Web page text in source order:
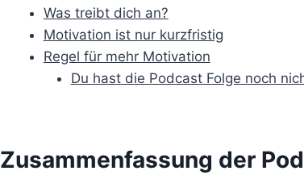
Was treibt dich an?
Motivation ist nur kurzfristig
Regel für mehr Motivation
Du hast die Podcast Folge noch
Zusammenfassung der